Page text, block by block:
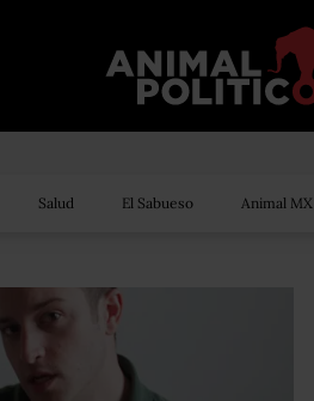
Salud El Sabueso Animal MX